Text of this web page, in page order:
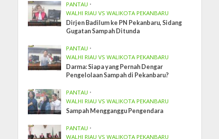
PANTAU •
WALHI RIAU VS WALIKOTA PEKANBARU
Dirjen Badilum ke PN Pekanbaru, Sidang
Gugatan Sampah Ditunda
PANTAU •
WALHI RIAU VS WALIKOTA PEKANBARU
Darma: Siapa yang Pernah Dengar
Pengelolaan Sampah di Pekanbaru?
PANTAU •
WALHI RIAU VS WALIKOTA PEKANBARU
Sampah Mengganggu Pengendara
PANTAU •
WALHI RIAU VS WALIKOTA PEKANBARU